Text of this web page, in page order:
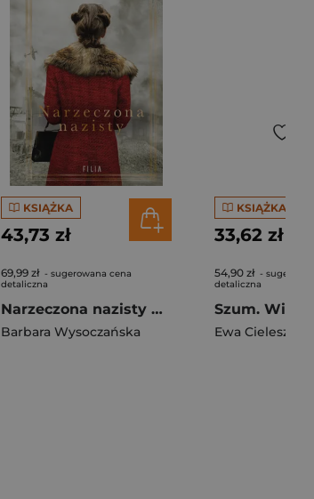
KSIĄŻKA
43,73 zł
69,99 zł - sugerowana cena
detaliczna
Narzeczona nazisty wyd. 5
Barbara Wysoczańska
KSIĄŻKA
33,62 zł
54,90 zł -
detaliczna
Szum.
Ewa Cielesz